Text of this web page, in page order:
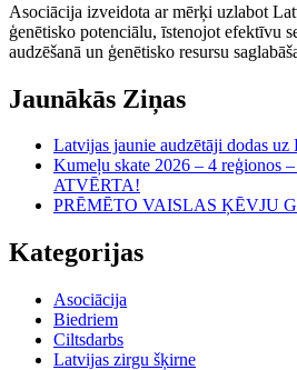
Asociācija izveidota ar mērķi uzlabot
ģenētisko potenciālu, īstenojot efektīvu
audzēšanā un ģenētisko resursu
Jaunākās Ziņas
Latvijas jaunie audzētāji dodas uz
Kumeļu skate 2026 – 4 reģionos
ATVĒRTA!
PRĒMĒTO VAISLAS ĶĒVJU
Kategorijas
Asociācija
Biedriem
Ciltsdarbs
Latvijas zirgu šķirne